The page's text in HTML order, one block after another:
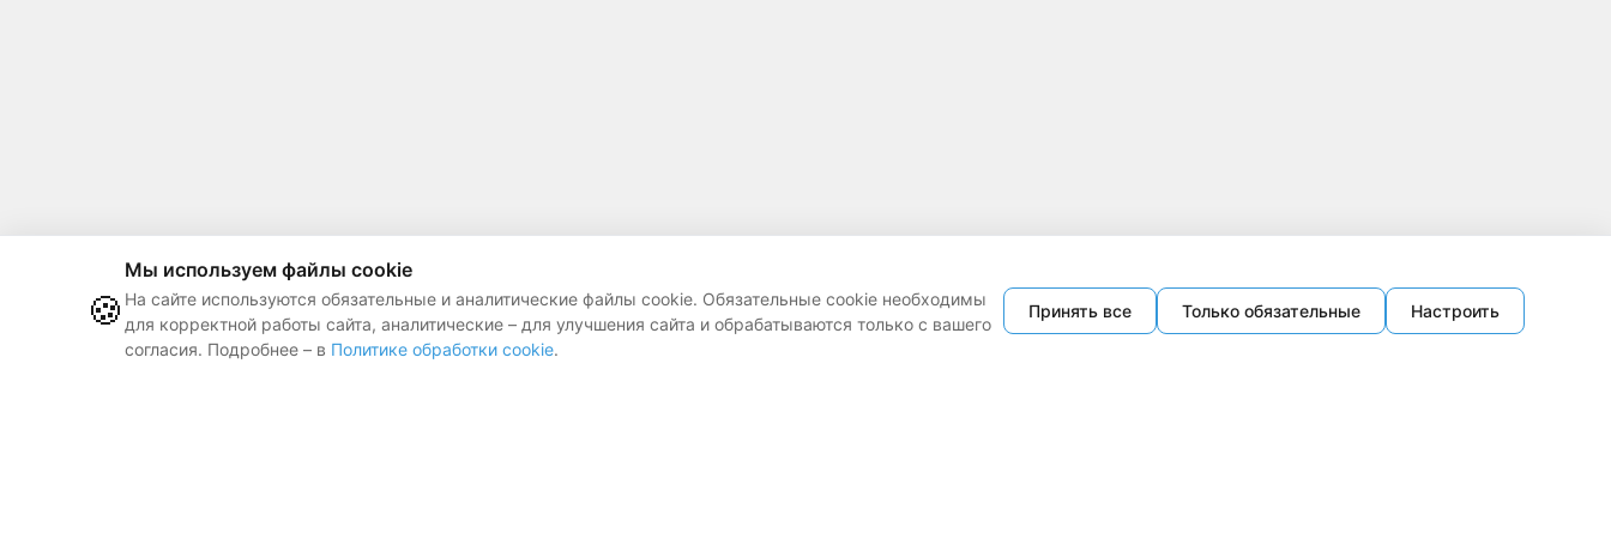
🍪
Мы используем файлы cookie
На сайте используются обязательные и аналитические файлы cookie. Обязательные cookie необходимы
для корректной работы сайта, аналитические – для улучшения сайта и обрабатываются только с вашего
согласия. Подробнее – в Политике обработки cookie.
Принять все Только обязательные Настроить